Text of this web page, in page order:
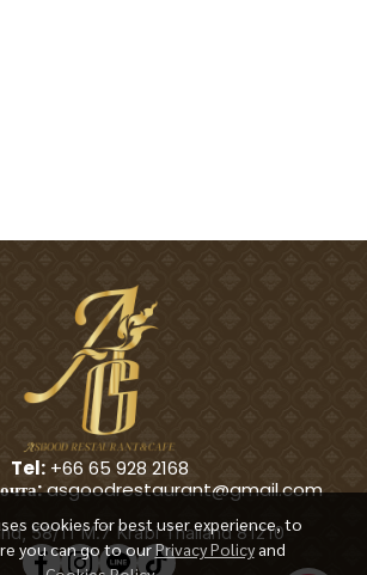
cookies for best user experience, to
you can go to ourPrivacy Policy and
Tel:+66 65 928 2168
asgoodrestaurant@gmail.com
58/11 M.7 Krabi Thailand 81210